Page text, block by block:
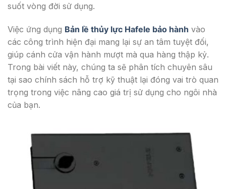
suốt vòng đời sử dụng.
Việc ứng dụng Bản lề thủy lực Hafele bảo hành vào
các công trình hiện đại mang lại sự an tâm tuyệt đối,
giúp cánh cửa vận hành mượt mà qua hàng thập kỷ.
Trong bài viết này, chúng ta sẽ phân tích chuyên sâu
tại sao chính sách hỗ trợ kỹ thuật lại đóng vai trò quan
trọng trong việc nâng cao giá trị sử dụng cho ngôi nhà
của bạn.